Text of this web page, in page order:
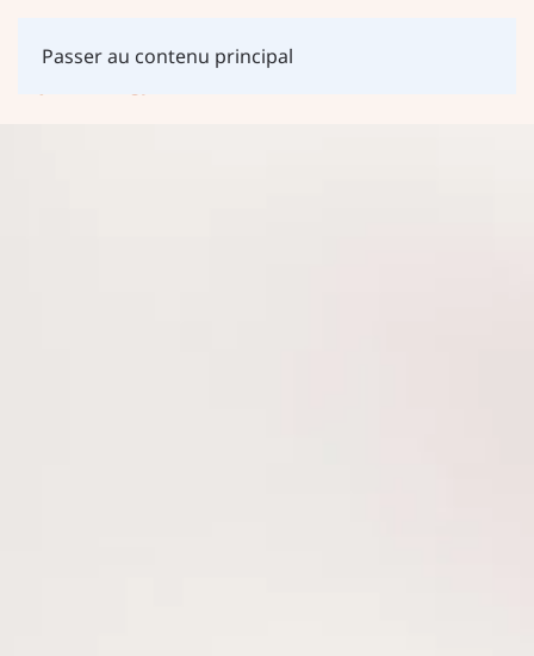
Passer au contenu principal